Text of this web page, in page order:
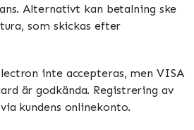
Alternativt kan betalning ske
som skickas efter
inte accepteras, men VISA
är godkända. Registrering av
kundens onlinekonto.